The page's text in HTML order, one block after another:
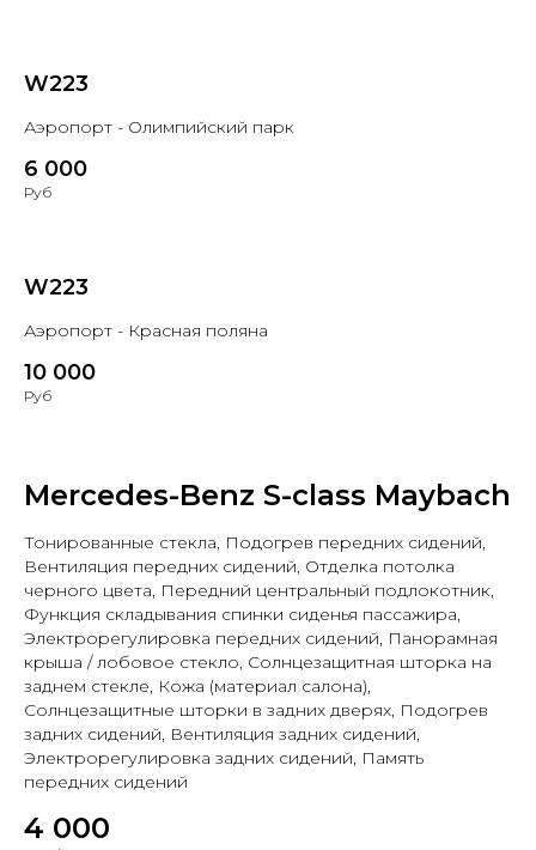
W223
Аэропорт - Олимпийский парк
6 000
Руб
W223
Аэропорт - Красная поляна
10 000
Руб
Mercedes-Benz S-class Maybach
Тонированные стекла, Подогрев передних сидений,
Вентиляция передних сидений, Отделка потолка
черного цвета, Передний центральный подлокотник,
Функция складывания спинки сиденья пассажира,
Электрорегулировка передних сидений, Панорамная
крыша / лобовое стекло, Солнцезащитная шторка на
заднем стекле, Кожа (материал салона),
Солнцезащитные шторки в задних дверях, Подогрев
задних сидений, Вентиляция задних сидений,
Электрорегулировка задних сидений, Память
передних сидений
4 000